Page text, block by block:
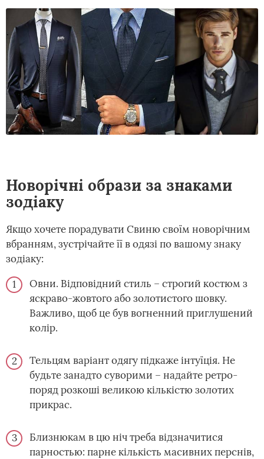
Новорічні образи за знаками
зодіаку
Якщо хочете порадувати Свиню своїм новорічним
вбранням, зустрічайте її в одязі по вашому знаку
зодіаку:
Овни. Відповідний стиль – строгий костюм з
яскраво-жовтого або золотистого шовку.
Важливо, щоб це був вогненний приглушений
колір.
Тельцям варіант одягу підкаже інтуїція. Не
будьте занадто суворими – надайте ретро-
поряд розкоші великою кількістю золотих
прикрас.
Близнюкам в цю ніч треба відзначитися
парностью: парне кількість масивних перснів,